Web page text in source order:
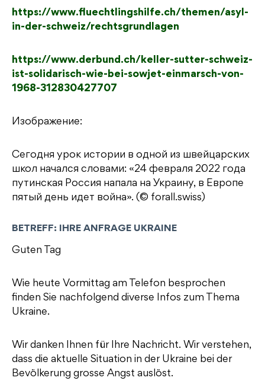
https://www.fluechtlingshilfe.ch/themen/asyl-
in-der-schweiz/rechtsgrundlagen
https://www.derbund.ch/keller-sutter-schweiz-
ist-solidarisch-wie-bei-sowjet-einmarsch-von-
1968-312830427707
Изображение:
Сегодня урок истории в одной из швейцарских
школ начался словами: «24 февраля 2022 года
путинская Россия напала на Украину, в Европе
пятый день идет война». (© forall.swiss)
BETREFF: IHRE ANFRAGE UKRAINE
Guten Tag
Wie heute Vormittag am Telefon besprochen
finden Sie nachfolgend diverse Infos zum Thema
Ukraine.
Wir danken Ihnen für Ihre Nachricht. Wir verstehen,
dass die aktuelle Situation in der Ukraine bei der
Bevölkerung grosse Angst auslöst.